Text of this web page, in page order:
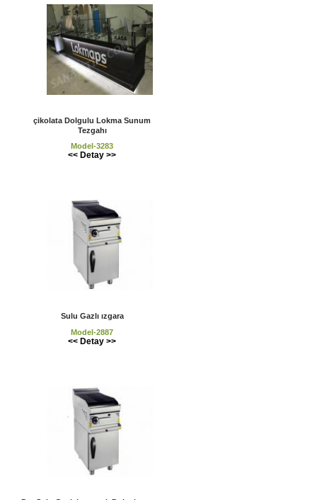
çikolata Dolgulu Lokma Sunum
Tezgahı
Model-3283
<< Detay >>
Sulu Gazlı ızgara
Model-2887
<< Detay >>